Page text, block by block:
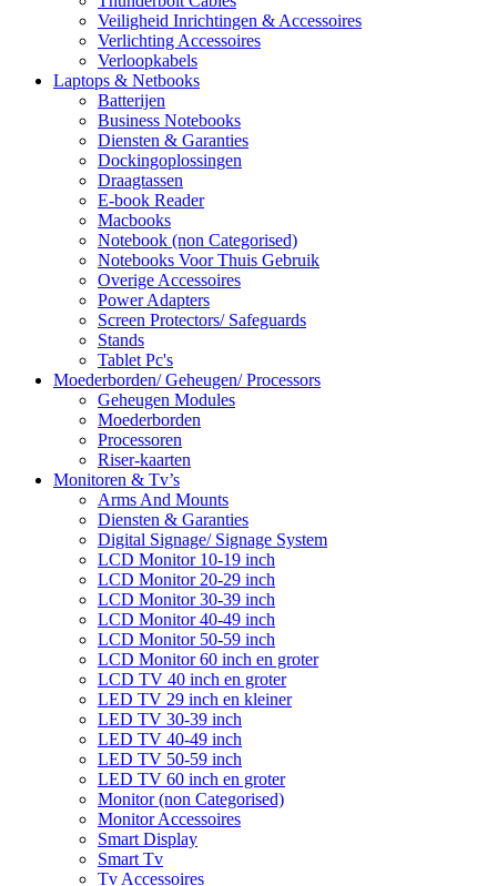
Veiligheid Inrichtingen & Accessoires
Verlichting Accessoires
Verloopkabels
Laptops & Netbooks
Batterijen
Business Notebooks
Diensten & Garanties
Dockingoplossingen
Draagtassen
E-book Reader
Macbooks
Notebook (non Categorised)
Notebooks Voor Thuis Gebruik
Overige Accessoires
Power Adapters
Screen Protectors/ Safeguards
Stands
Tablet Pc's
Moederborden/ Geheugen/ Processors
Geheugen Modules
Moederborden
Processoren
Riser-kaarten
Monitoren & Tv’s
Arms And Mounts
Diensten & Garanties
Digital Signage/ Signage System
LCD Monitor 10-19 inch
LCD Monitor 20-29 inch
LCD Monitor 30-39 inch
LCD Monitor 40-49 inch
LCD Monitor 50-59 inch
LCD Monitor 60 inch en groter
LCD TV 40 inch en groter
LED TV 29 inch en kleiner
LED TV 30-39 inch
LED TV 40-49 inch
LED TV 50-59 inch
LED TV 60 inch en groter
Monitor (non Categorised)
Monitor Accessoires
Smart Display
Smart Tv
Tv Accessoires